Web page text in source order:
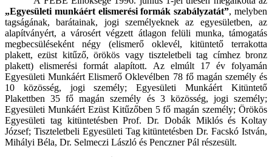
„Egyesületi munkáért elismerési formák szabályzatát”, melyben
tagságának, barátainak, jogi személyeknek az egyesületben, az
alapítványért, a városért végzett átlagon felüli munka, támogatás
megbecsüléseként négy (elismerő oklevél, kitüntető terrakotta
plakett, ezüst kitűző, örökös vagy tiszteletbeli tag címhez bronz
plakett) elismerési formát alapított. Az elmúlt 17 év folyamán
Egyesületi Munkáért Elismerő Oklevélben 78 fő magán személy és
10 közösség, jogi személy; Egyesületi Munkáért Kitüntető
Plakettben 35 fő magán személy és 3 közösség, jogi személy;
Egyesületi Munkáért Ezüst Kitűzőben 5 fő magán személy; Örökös
Egyesületi tag kitüntetésben Prof. Dr. Dobák Miklós és Koltay
József; Tiszteletbeli Egyesületi Tag kitüntetésben Dr. Facskó István,
Mihályi Béla, Dr. Selmeczi László és Penczner Pál részesült.